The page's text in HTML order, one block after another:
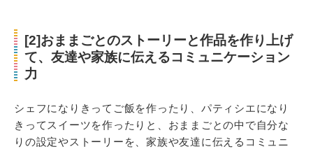
[2]おままごとのストーリーと作品を作り上げ
て、友達や家族に伝えるコミュニケーション
力
シェフになりきってご飯を作ったり、パティシエになり
きってスイーツを作ったりと、おままごとの中で自分な
りの設定やストーリーを、家族や友達に伝えるコミュニ